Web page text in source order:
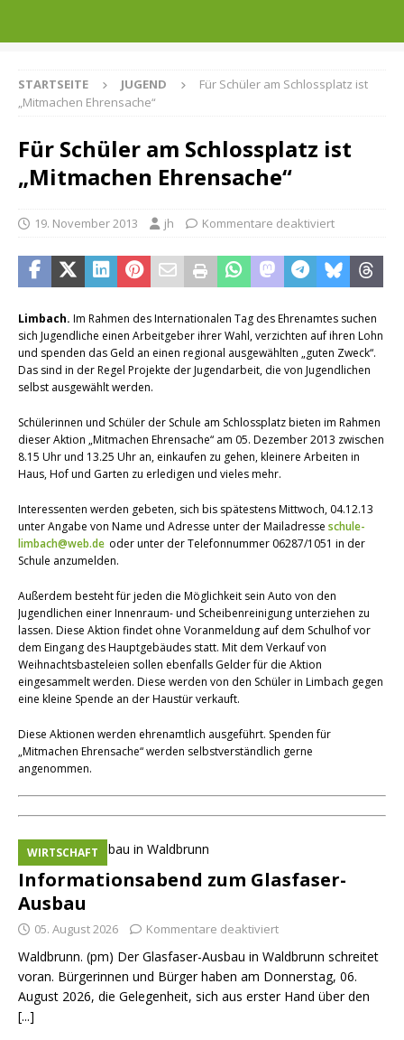
STARTSEITE JUGEND
Für Schüler am Schlossplatz ist
„Mitmachen Ehrensache“
Für Schüler am Schlossplatz ist
„Mitmachen Ehrensache“
19. November 2013 jh Kommentare deaktiviert
Limbach. Im Rahmen des Internationalen Tag des Ehrenamtes suchen
sich Jugendliche einen Arbeitgeber ihrer Wahl, verzichten auf ihren Lohn
und spenden das Geld an einen regional ausgewählten „guten Zweck“.
Das sind in der Regel Projekte der Jugendarbeit, die von Jugendlichen
selbst ausgewählt werden.
Schülerinnen und Schüler der Schule am Schlossplatz bieten im Rahmen
dieser Aktion „Mitmachen Ehrensache“ am 05. Dezember 2013 zwischen
8.15 Uhr und 13.25 Uhr an, einkaufen zu gehen, kleinere Arbeiten in
Haus, Hof und Garten zu erledigen und vieles mehr.
Interessenten werden gebeten, sich bis spätestens Mittwoch, 04.12.13
unter Angabe von Name und Adresse unter der Mailadresse schule-
limbach@web.de oder unter der Telefonnummer 06287/1051 in der
Schule anzumelden.
Außerdem besteht für jeden die Möglichkeit sein Auto von den
Jugendlichen einer Innenraum- und Scheibenreinigung unterziehen zu
lassen. Diese Aktion findet ohne Voranmeldung auf dem Schulhof vor
dem Eingang des Hauptgebäudes statt. Mit dem Verkauf von
Weihnachtsbasteleien sollen ebenfalls Gelder für die Aktion
eingesammelt werden. Diese werden von den Schüler in Limbach gegen
eine kleine Spende an der Haustür verkauft.
Diese Aktionen werden ehrenamtlich ausgeführt. Spenden für
„Mitmachen Ehrensache“ werden selbstverständlich gerne
angenommen.
Informationsabend zum Glasfaser-
Ausbau
WIRTSCHAFT
05. August 2026 Kommentare deaktiviert
Waldbrunn. (pm) Der Glasfaser-Ausbau in Waldbrunn schreitet
voran. Bürgerinnen und Bürger haben am Donnerstag, 06.
August 2026, die Gelegenheit, sich aus erster Hand über den
[...]